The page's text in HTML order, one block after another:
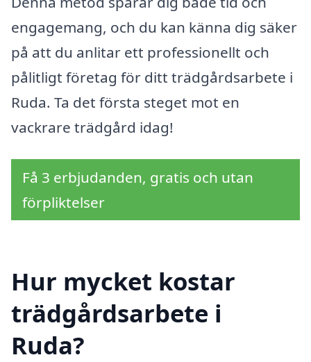
engagemang, och du kan känna dig säker
på att du anlitar ett professionellt och
pålitligt företag för ditt trädgårdsarbete i
Ruda. Ta det första steget mot en
vackrare trädgård idag!
Få 3 erbjudanden, gratis och utan
förpliktelser
Hur mycket kostar
trädgårdsarbete i
Ruda?